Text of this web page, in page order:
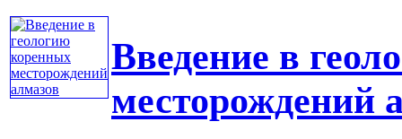
Введение в
месторождений